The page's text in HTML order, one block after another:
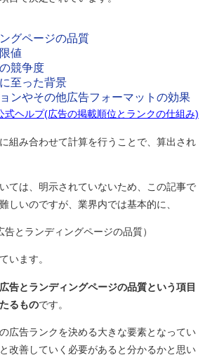
グページの品質
値
競争度
至った背景
ンやその他広告フォーマットの効果
式ヘルプ(広告の掲載順位とランクの仕組み)
組み合わせて計算を行うことで、算出され
ては、明示されていないため、この記事で
しいのですが、業界内では基本的に、
告とランディングページの品質）
います。
広告とランディングページの品質という項目
るものです。
広告ランクを決める大きな要素となってい
改善していく必要があると分かるかと思い